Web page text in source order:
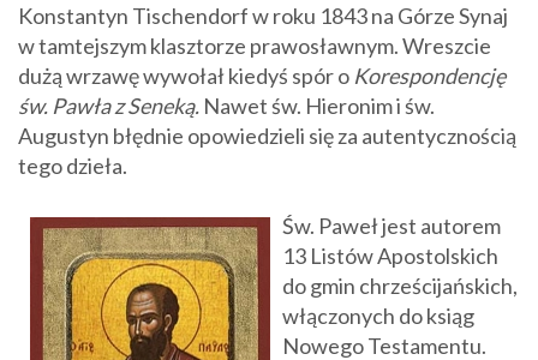
Konstantyn Tischendorf w roku 1843 na Górze Synaj
w tamtejszym klasztorze prawosławnym. Wreszcie
dużą wrzawę wywołał kiedyś spór o Korespondencję
św. Pawła z Seneką. Nawet św. Hieronim i św.
Augustyn błędnie opowiedzieli się za autentycznością
tego dzieła.
Św. Paweł jest autorem
13 Listów Apostolskich
do gmin chrześcijańskich,
włączonych do ksiąg
Nowego Testamentu.